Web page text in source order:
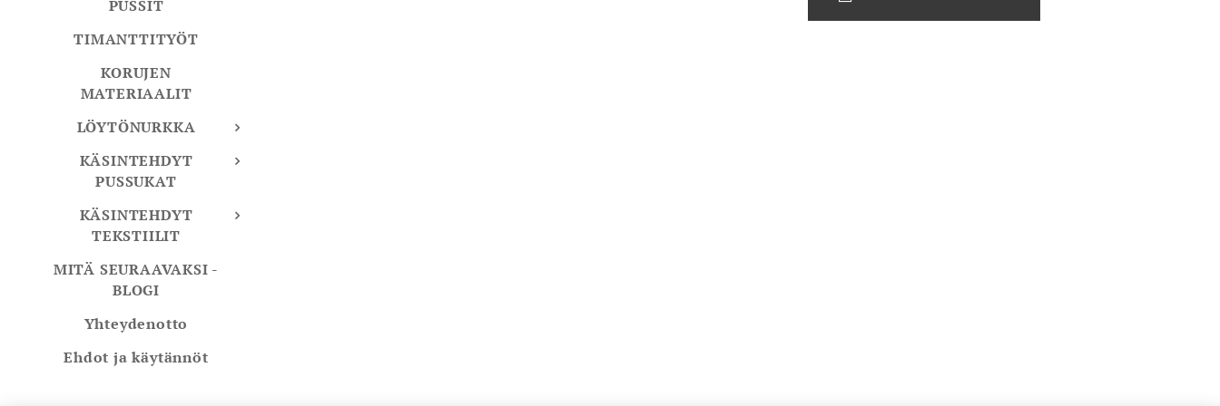
PUSSIT
TIMANTTITYÖT
KORUJEN
MATERIAALIT
LÖYTÖNURKKA
KÄSINTEHDYT
PUSSUKAT
KÄSINTEHDYT
TEKSTIILIT
MITÄ SEURAAVAKSI -
BLOGI
Yhteydenotto
Ehdot ja käytännöt